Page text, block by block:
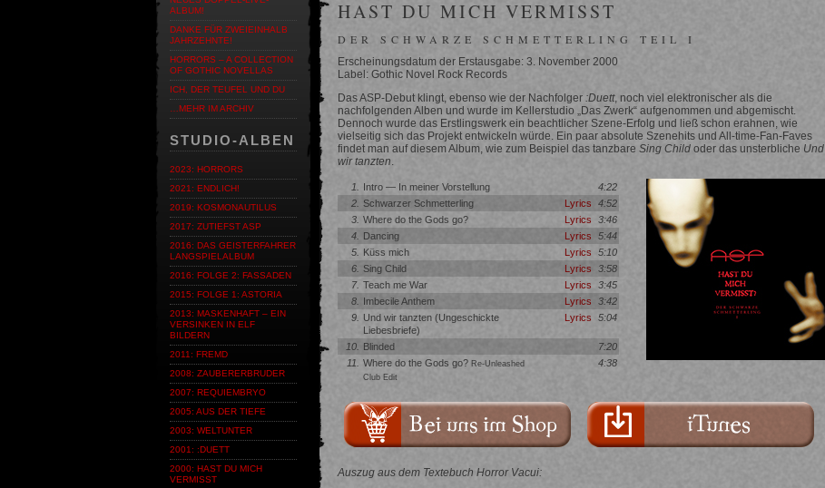
ALBUM!
DANKE FÜR ZWEIEINHALB
JAHRZEHNTE!
HORRORS – A COLLECTION
OF GOTHIC NOVELLAS
ICH, DER TEUFEL UND DU
…MEHR IM ARCHIV
STUDIO-ALBEN
2023: HORRORS
2021: ENDLICH!
2019: KOSMONAUTILUS
2017: ZUTIEFST ASP
2016: DAS GEISTERFAHRER
LANGSPIELALBUM
2016: FOLGE 2: FASSADEN
2015: FOLGE 1: ASTORIA
2013: MASKENHAFT – EIN
VERSINKEN IN ELF
BILDERN
2011: FREMD
2008: ZAUBERERBRUDER
2007: REQUIEMBRYO
2005: AUS DER TIEFE
2003: WELTUNTER
2001: :DUETT
2000: HAST DU MICH
VERMISST
HAST DU MICH VERMISST
DER SCHWARZE SCHMETTERLING TEIL I
Erscheinungsdatum der Erstausgabe: 3. November 2000
Label: Gothic Novel Rock Records
Das ASP-Debut klingt, ebenso wie der Nachfolger :Duett, noch viel elektronischer als die
nachfolgenden Alben und wurde im Kellerstudio „Das Zwerk“ aufgenommen und abgemischt.
Dennoch wurde das Erstlingswerk ein beachtlicher Szene-Erfolg und ließ schon erahnen, wie
vielseitig sich das Projekt entwickeln würde. Ein paar absolute Szenehits und All-time-Fan-Faves
findet man auf diesem Album, wie zum Beispiel das tanzbare Sing Child oder das unsterbliche Und
wir tanzten
1. Intro — In meiner Vorstellung
4:22
2. Schwarzer Schmetterling Lyrics
4:52
3. Where do the Gods go? Lyrics
3:46
4.
Dancing Lyrics
5:44
5.
Küss mich Lyrics
5:10
6. Sing Child Lyrics
3:58
7. Teach me War Lyrics
3:45
8.
Imbecile Anthem Lyrics
3:42
9.
Und wir tanzten (Ungeschickte
Liebesbriefe)
Lyrics 5:04
10. Blinded
7:20
11.
Where do the Gods go? Re-Unleashed
Club Edit
4:38
Auszug aus dem Textebuch Horror Vacui: